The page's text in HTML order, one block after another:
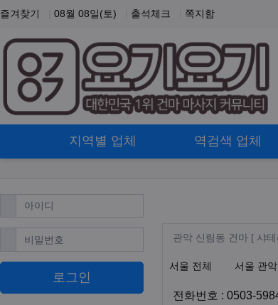
즐겨찾기 08월 08일(토) 출석체크 쪽지함
지역별 업체 역검색 업체
관악 신림
업체 정보
관악 신림
관악 신림동 건마 [ 샤
서울 전체 서울 관악
지역1
테마
전화번호 : 0503-
아이디필수
비밀번호필수
로그인